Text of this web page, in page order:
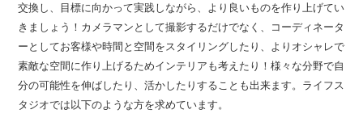
交換し、目標に向かって実践しながら、より良いものを作り上げてい
きましょう！カメラマンとして撮影するだけでなく、コーディネータ
ーとしてお客様や時間と空間をスタイリングしたり、よりオシャレで
素敵な空間に作り上げるためインテリアも考えたり！様々な分野で自
分の可能性を伸ばしたり、活かしたりすることも出来ます。ライフス
タジオでは以下のような方を求めています。